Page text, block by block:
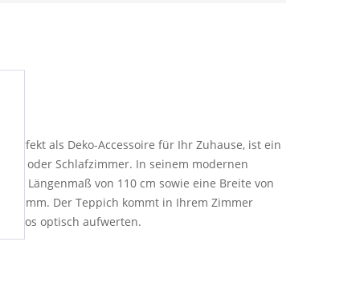
perfekt als Deko-Accessoire für Ihr Zuhause, ist ein
oder Schlafzimmer. In seinem modernen
Längenmaß von 110 cm sowie eine Breite von
8 mm. Der Teppich kommt in Ihrem Zimmer
optisch aufwerten.